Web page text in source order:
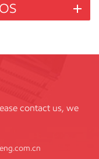
contact us, we